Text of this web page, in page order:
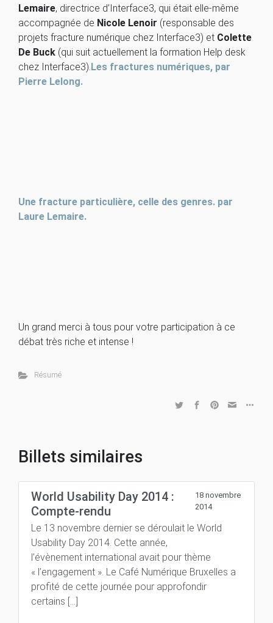
Lemaire, directrice d’Interface3, qui était elle-même
accompagnée de Nicole Lenoir (responsable des
projets fracture numérique chez Interface3) et Colette
De Buck (qui suit actuellement la formation Help desk
chez Interface3).Les fractures numériques, par
Pierre Lelong.
Une fracture particulière, celle des genres. par
Laure Lemaire.
Un grand merci à tous pour votre participation à ce
débat très riche et intense !
Résumé
Billets similaires
World Usability Day 2014 :
Compte-rendu
18 novembre
2014
Le 13 novembre dernier se déroulait le World
Usability Day 2014. Cette année,
l’évènement international avait pour thème
« l’engagement ». Le Café Numérique Bruxelles a
profité de cette journée pour approfondir
certains […]